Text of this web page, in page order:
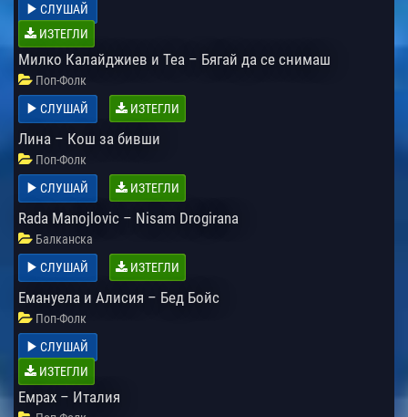
СЛУШАЙ
ИЗТЕГЛИ
Милко Калайджиев и Теа – Бягай да се снимаш
Поп-Фолк
СЛУШАЙ
ИЗТЕГЛИ
Лина – Кош за бивши
Поп-Фолк
СЛУШАЙ
ИЗТЕГЛИ
Rada Manojlovic – Nisam Drogirana
Балканска
СЛУШАЙ
ИЗТЕГЛИ
Емануела и Алисия – Бед Бойс
Поп-Фолк
СЛУШАЙ
ИЗТЕГЛИ
Емрах – Италия